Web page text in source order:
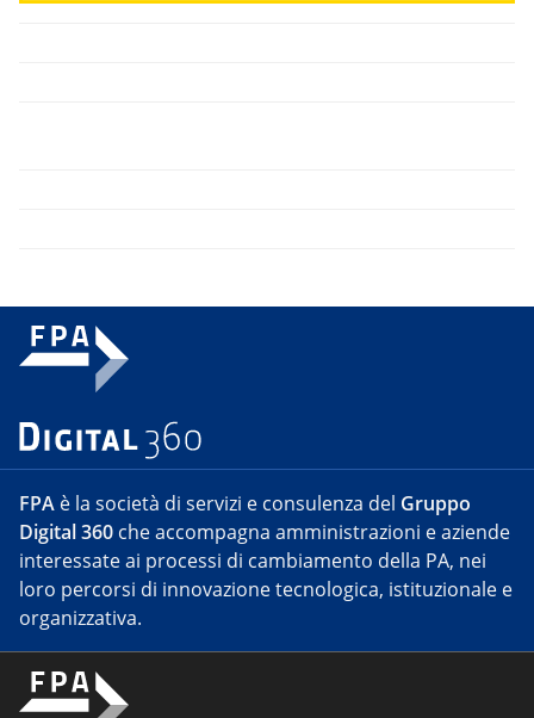
FPA è la società di servizi e consulenza del Gruppo
Digital 360 che accompagna amministrazioni e aziende
interessate ai processi di cambiamento della PA, nei
loro percorsi di innovazione tecnologica, istituzionale e
organizzativa.